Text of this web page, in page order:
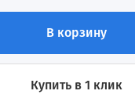
В корзину
Купить в 1 клик